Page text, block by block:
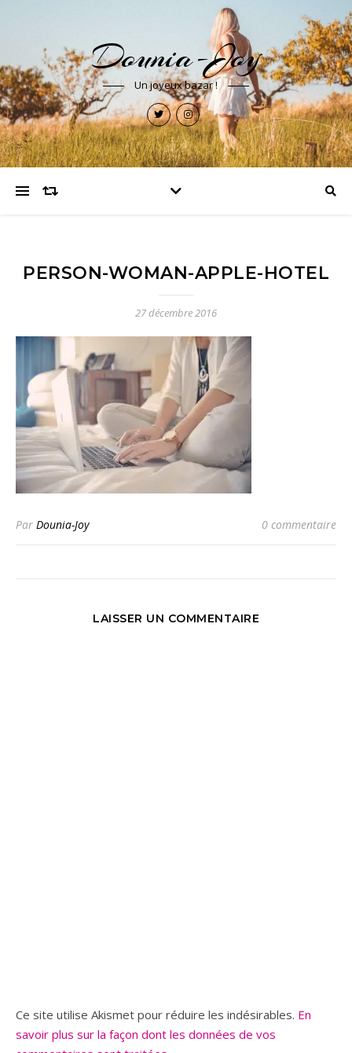
Dounia-Joy
Un joyeux bazar !
PERSON-WOMAN-APPLE-HOTEL
27 décembre 2016
Par Dounia-Joy 0 commentaire
LAISSER UN COMMENTAIRE
Ce site utilise Akismet pour réduire les indésirables. En
savoir plus sur la façon dont les données de vos